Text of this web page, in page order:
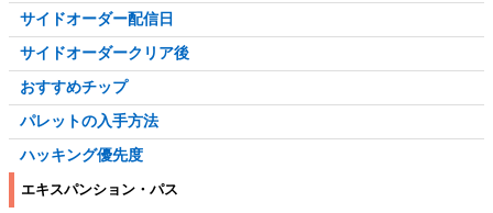
サイドオーダー配信日
サイドオーダークリア後
おすすめチップ
パレットの入手方法
ハッキング優先度
エキスパンション・パス